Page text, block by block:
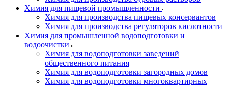
Химия для пищевой промышленности
Химия для производства пищевых консервантов
Химия для производства регуляторов кислотности
Химия для промышленной водоподготовки и
водоочистки
Химия для водоподготовки заведений
общественного питания
Химия для водоподготовки загородных домов
Химия для водоподготовки многоквартирных